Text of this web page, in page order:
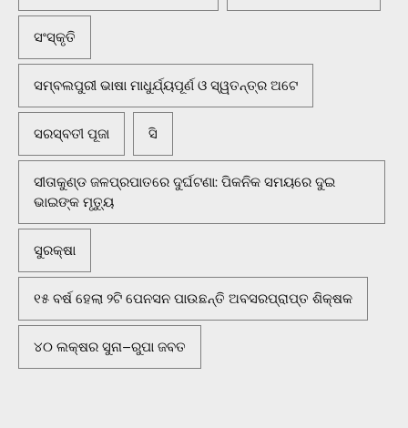
ସଂସ୍କୃତି
ସମ୍ବଲପୁରୀ ଭାଷା ମାଧୁର୍ଯ୍ୟପୂର୍ଣ ଓ ସ୍ୱତନ୍ତ୍ର ଅଟେ
ସରସ୍ବତୀ ପୂଜା ସି
ସୀତାକୁଣ୍ଡ ଜଳପ୍ରପାତରେ ଦୁର୍ଘଟଣା: ପିକନିକ ସମୟରେ ଦୁଇ
ଭାଇଙ୍କ ମୃତ୍ୟୁ
ସୁରକ୍ଷା
୧୫ ବର୍ଷ ହେଲା ୨ଟି ପେନସନ ପାଉଛନ୍ତି ଅବସରପ୍ରାପ୍ତ ଶିକ୍ଷକ
୪୦ ଲକ୍ଷର ସୁନା–ରୁପା ଜବତ